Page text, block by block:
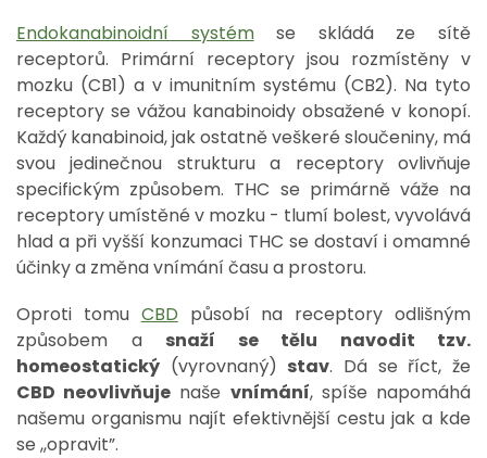
Endokanabinoidní systémse skládá ze sítě
receptorů. Primární receptory jsou rozmístěny v
mozku (CB1) a v imunitním systému (CB2). Na tyto
receptory se vážou kanabinoidy obsažené v konopí.
Každý kanabinoid, jak ostatně veškeré sloučeniny, má
svou jedinečnou strukturu a receptory ovlivňuje
specifickým způsobem. THC se primárně váže na
receptory umístěné v mozku - tlumí bolest, vyvolává
hlad a při vyšší konzumaci THC se dostaví i omamné
účinky a změna vnímání času a prostoru.
Oproti tomu CBD působí na receptory odlišným
způsobem a snaží se tělu navodit tzv.
homeostatický (vyrovnaný) stav. Dá se říct, že
CBD neovlivňuje naše vnímání, spíše napomáhá
našemu organismu najít efektivnější cestu jak a kde
se ,,opravit”.